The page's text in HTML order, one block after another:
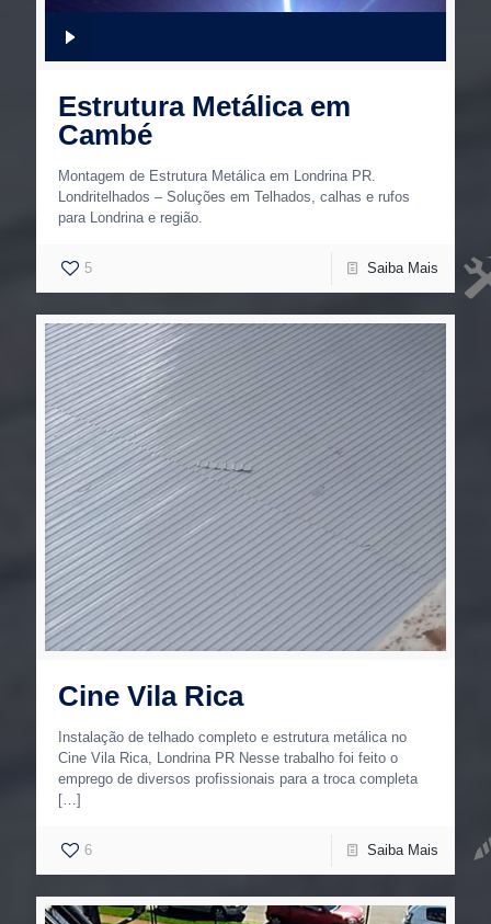
Estrutura Metálica em
Cambé
Montagem de Estrutura Metálica em Londrina PR.
Londritelhados – Soluções em Telhados, calhas e rufos
para Londrina e região.
5 Saiba Mais
Cine Vila Rica
Instalação de telhado completo e estrutura metálica no
Cine Vila Rica, Londrina PR Nesse trabalho foi feito o
emprego de diversos profissionais para a troca completa
[…]
6 Saiba Mais